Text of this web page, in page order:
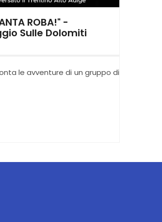
ROBA!" -
Sulle Dolomiti
le avventure di un gruppo di